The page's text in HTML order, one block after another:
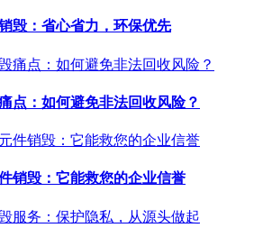
毁：省心省力，环保优先
点：如何避免非法回收风险？
销毁：它能救您的企业信誉